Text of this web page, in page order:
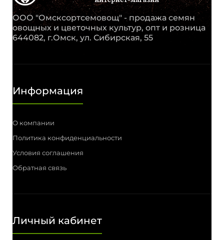
ООО "Омсксортсемовощ" - продажа семян
овощных и цветочных культур, опт и розница
644082, г.Омск, ул. Сибирская, 55
Информация
О компании
Политика конфиденциальности
Условия соглашения
Обратная связь
Личный кабинет